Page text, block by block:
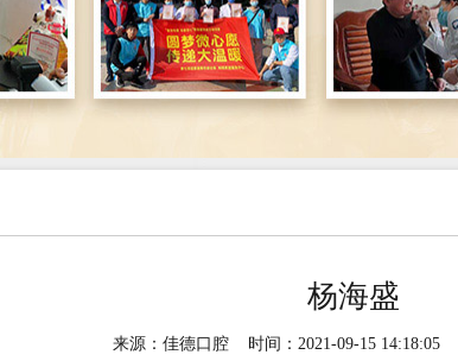
杨海盛
来源：佳德口腔 时间：2021-09-15 14:18:05